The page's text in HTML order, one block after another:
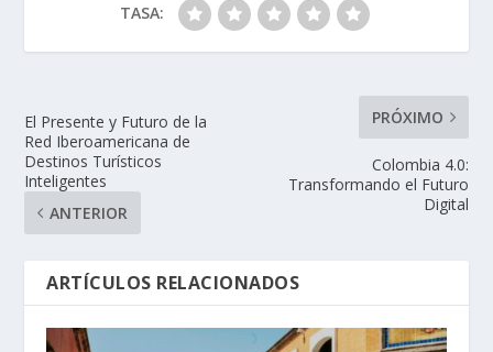
TASA:
El Presente y Futuro de la
Red Iberoamericana de
Destinos Turísticos
Inteligentes
ANTERIOR
PRÓXIMO
Colombia 4.0:
Transformando el Futuro
Digital
ARTÍCULOS RELACIONADOS